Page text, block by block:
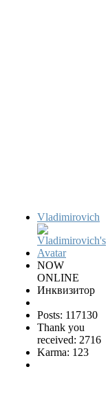
Vladimirovich
NOW
ONLINE
Инквизитор
Posts: 117130
Thank you
received: 2716
Karma: 123